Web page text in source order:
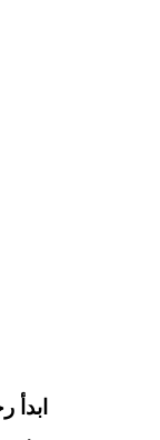
مشتقات الأسهم